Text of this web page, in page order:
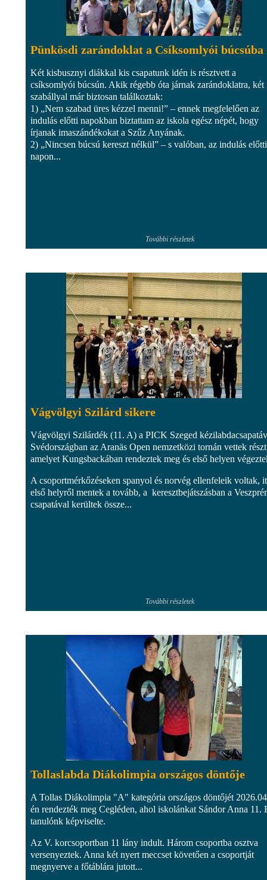
Pünkösdi zarándoklat a Csíksomlyói búcsúba
Két kisbusznyi diákkal kis csapatunk idén is résztvett a
csíksomlyói búcsún. Akik régebb óta járnak zarándoklatra, két
szabállyal már biztosan találkoztak:
1) „Nem szabad üres kézzel menni!” – ennek megfelelően az
indulás előtti napokban biztattam az iskola egész népét, hogy
írjanak imaszándékokat a Szűz Anyának.
2) „Nincsen búcsú kereszt nélkül” – s valóban, az indulás előtti
napon...
További részletek
Vágvölgyi Szilárd sikere
Vágvölgyi Szilárdék (11. A) a PICK Szeged
Svédországban az Aranäs Open nemzetközi tornán vettek
amelyet Kungsbackában rendeztek meg és első helyen
A csoportmérkőzéseken spanyol és norvég ellenfeleik voltak,
első helyről mentek a tovább, a keresztbejátszásban a
csapatával kerültek össze...
További részletek
Tollaslabda Diákolimpia országos döntője
A Tollas Diákolimpia "A" kategória országos döntőjét
én rendezték meg Cegléden, ahol iskolánkat Sándor Anna 11.
tanulónk képviselte.
Az V. korcsoportban 11 lány indult. Három csoportba osztva
versenyeztek. Anna két nyert meccset követően a csoportját
megnyerve a főtáblára jutott...